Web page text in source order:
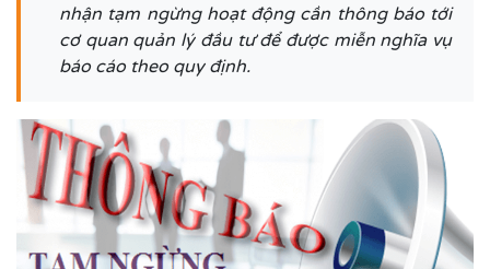
nhận tạm ngừng hoạt động cần thông báo tới
cơ quan quản lý đầu tư để được miễn nghĩa vụ
báo cáo theo quy định.